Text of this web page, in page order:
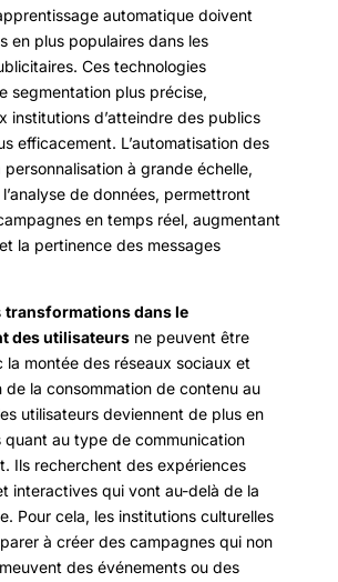
automatique doivent
en plus populaires dans les
Ces technologies
segmentation plus précise,
institutions d’atteindre des publics
efficacement. L’automatisation des
personnalisation à grande échelle,
de données, permettront
en temps réel, augmentant
la pertinence des messages
transformations dans le
des utilisateurs ne peuvent être
la montée des réseaux sociaux et
de la consommation de contenu au
utilisateurs deviennent de plus en
quant au type de communication
Ils recherchent des expériences
interactives qui vont au-delà de la
Pour cela, les institutions culturelles
à créer des campagnes qui non
des événements ou des